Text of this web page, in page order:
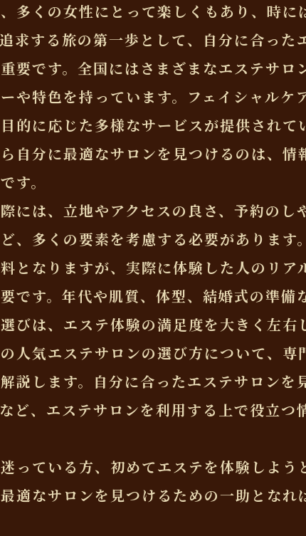
多くの女性にとって楽しくもあり、時に
求する旅の第一歩として、自分に合った
要です。全国にはさまざまなエステサロ
や特色を持っています。フェイシャルケ
的に応じた多様なサービスが提供されて
自分に最適なサロンを見つけるのは、情
す。
には、立地やアクセスの良さ、予約のし
、多くの要素を考慮する必要があります
となりますが、実際に体験した人のリア
です。年代や肌質、体型、結婚式の準備
びは、エステ体験の満足度を大きく左右
人気エステサロンの選び方について、専
説します。自分に合ったエステサロンを
ど、エステサロンを利用する上で役立つ
っている方、初めてエステを体験しよう
適なサロンを見つけるための一助となれ